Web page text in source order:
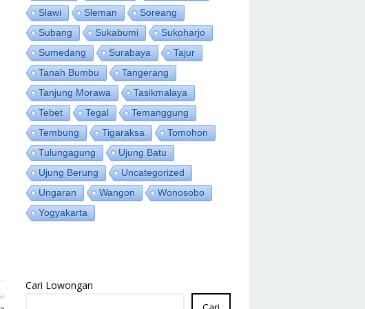
Slawi
Sleman
Soreang
Subang
Sukabumi
Sukoharjo
Sumedang
Surabaya
Tajur
Tanah Bumbu
Tangerang
Tanjung Morawa
Tasikmalaya
Tebet
Tegal
Temanggung
Tembung
Tigaraksa
Tomohon
Tulungagung
Ujung Batu
Ujung Berung
Uncategorized
Ungaran
Wangon
Wonosobo
Yogyakarta
Cari Lowongan